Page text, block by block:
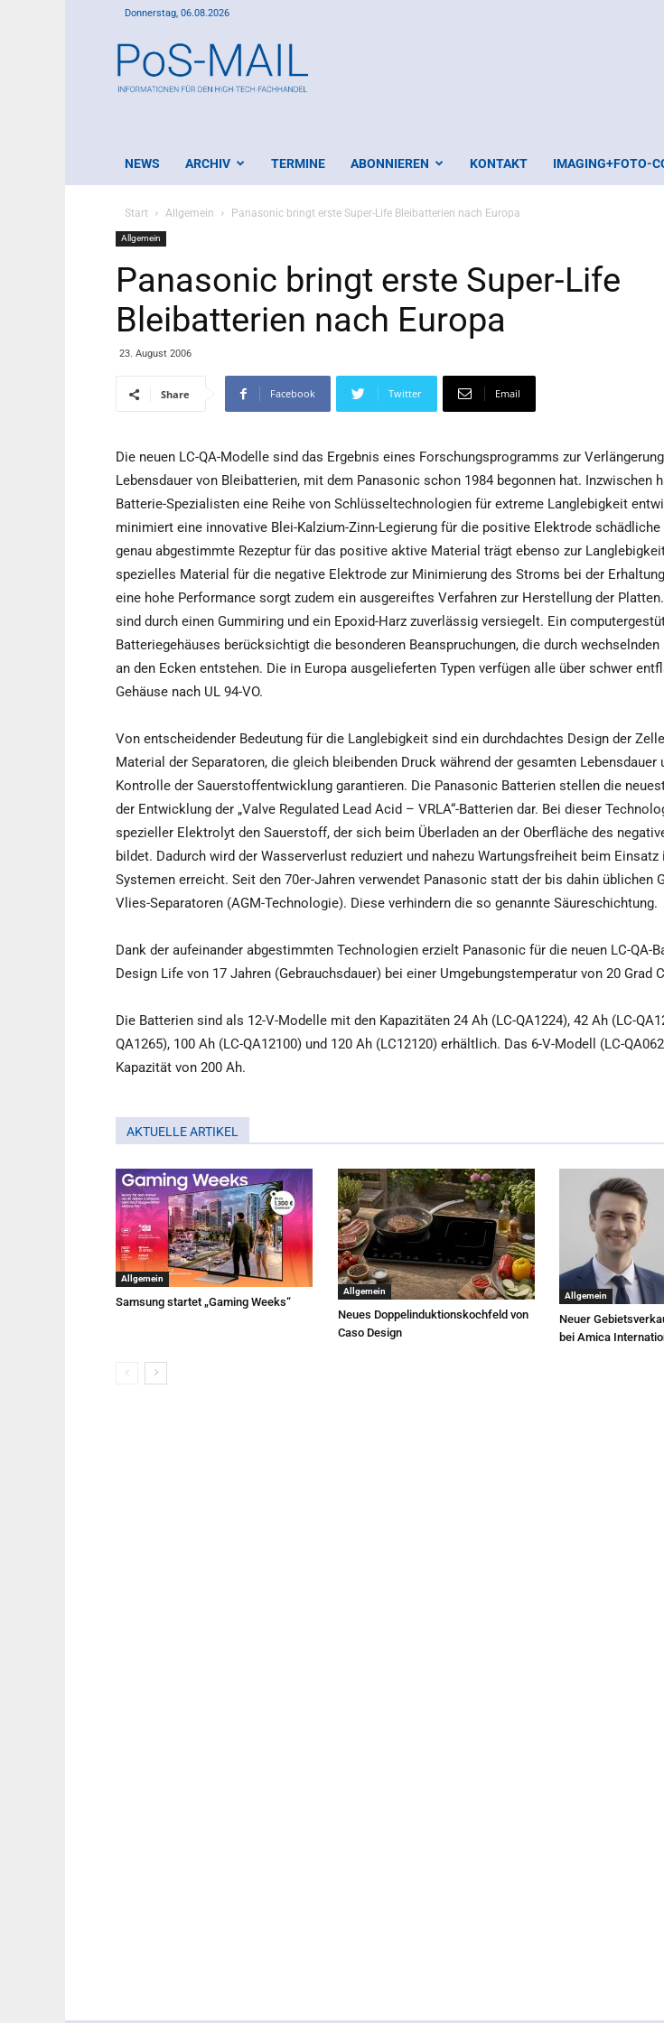
Donnerstag, 06.08.2026
Mail
NEWS ARCHIV TERMINE ABONNIEREN KONTAKT IMAGING+FOTO-
Start Allgemein Panasonic bringt erste Super-Life Bleibatterien nach Europa
Allgemein
Panasonic bringt erste Super-Life
Bleibatterien nach Europa
23. August 2006
Share Facebook Twitter Email
Die neuen LC-QA-Modelle sind das Ergebnis eines Forschungsprogramms zur
Lebensdauer von Bleibatterien, mit dem Panasonic schon 1984 begonnen hat. Inzwischen
Batterie-Spezialisten eine Reihe von Schlüsseltechnologien für extreme Langlebigkeit
minimiert eine innovative Blei-Kalzium-Zinn-Legierung für die positive Elektrode
genau abgestimmte Rezeptur für das positive aktive Material trägt ebenso zur
spezielles Material für die negative Elektrode zur Minimierung des Stroms bei der
eine hohe Performance sorgt zudem ein ausgereiftes Verfahren zur Herstellung der
sind durch einen Gummiring und ein Epoxid-Harz zuverlässig versiegelt. Ein
Batteriegehäuses berücksichtigt die besonderen Beanspruchungen, die durch
an den Ecken entstehen. Die in Europa ausgelieferten Typen verfügen alle über schwer
Gehäuse nach UL 94-VO.
Von entscheidender Bedeutung für die Langlebigkeit sind ein durchdachtes Design der
Material der Separatoren, die gleich bleibenden Druck während der gesamten Lebensdauer
Kontrolle der Sauerstoffentwicklung garantieren. Die Panasonic Batterien stellen die
der Entwicklung der „Valve Regulated Lead Acid – VRLA“-Batterien dar. Bei dieser
spezieller Elektrolyt den Sauerstoff, der sich beim Überladen an der Oberfläche des
bildet. Dadurch wird der Wasserverlust reduziert und nahezu Wartungsfreiheit beim Einsatz
Systemen erreicht. Seit den 70er-Jahren verwendet Panasonic statt der bis dahin üblichen
Vlies-Separatoren (AGM-Technologie). Diese verhindern die so genannte Säureschichtung.
Dank der aufeinander abgestimmten Technologien erzielt Panasonic für die neuen LC-QA-
Design Life von 17 Jahren (Gebrauchsdauer) bei einer Umgebungstemperatur von 20 Grad
Die Batterien sind als 12-V-Modelle mit den Kapazitäten 24 Ah (LC-QA1224), 42 Ah (LC-
QA1265), 100 Ah (LC-QA12100) und 120 Ah (LC12120) erhältlich. Das 6-V-Modell (LC-
Kapazität von 200 Ah.
AKTUELLE ARTIKEL
Allgemein
Samsung startet „Gaming Weeks“
Allgemein
Neues Doppelinduktionskochfeld von
Caso Design
Allgemein
Neuer
bei Amica